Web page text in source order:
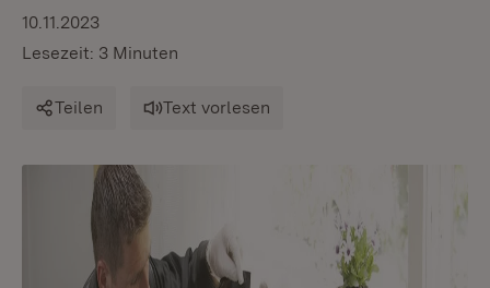
10.11.2023
Lesezeit: 3 Minuten
Teilen Text vorlesen